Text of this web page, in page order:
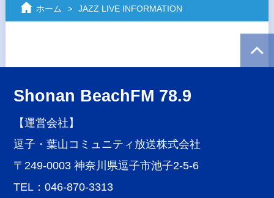
ホーム JAZZ LIVE INFORMATION
Shonan BeachFM 78.9
【運営会社】
逗子・葉山コミュニティ放送株式会社
〒249-0003 神奈川県逗子市池子2-5-6
TEL：046-870-3313